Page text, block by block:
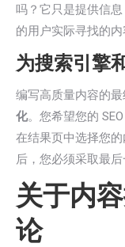
吗？它只是提供信
的用户实际寻找的内
为搜索引擎
编写高质量内容的
化。您希望您的
在结果页中选择您
后，您必须采取最后
关于内
论